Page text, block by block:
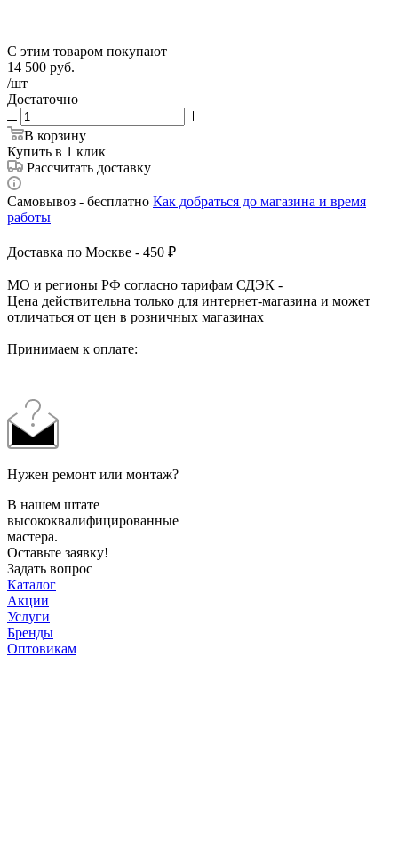
С этим товаром покупают
14 500 руб.
/шт
Достаточно
В корзину
Купить в 1 клик
Рассчитать доставку
Самовывоз - бесплатно Как добраться до магазина и время
работы
Доставка по Москве - 450 ₽
МО и регионы РФ согласно тарифам СДЭК -
Цена действительна только для интернет-магазина и может
отличаться от цен в розничных магазинах
Принимаем к оплате:
Нужен ремонт или монтаж?
В нашем штате
высококвалифицированные
мастера.
Оставьте заявку!
Задать вопрос
Каталог
Акции
Услуги
Бренды
Оптовикам